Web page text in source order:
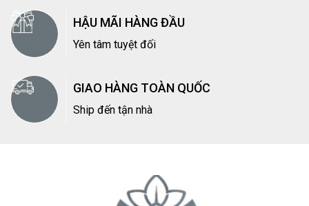
HẬU MÃI HÀNG ĐẦU
Yên tâm tuyệt đối
GIAO HÀNG TOÀN QUỐC
Ship đến tận nhà